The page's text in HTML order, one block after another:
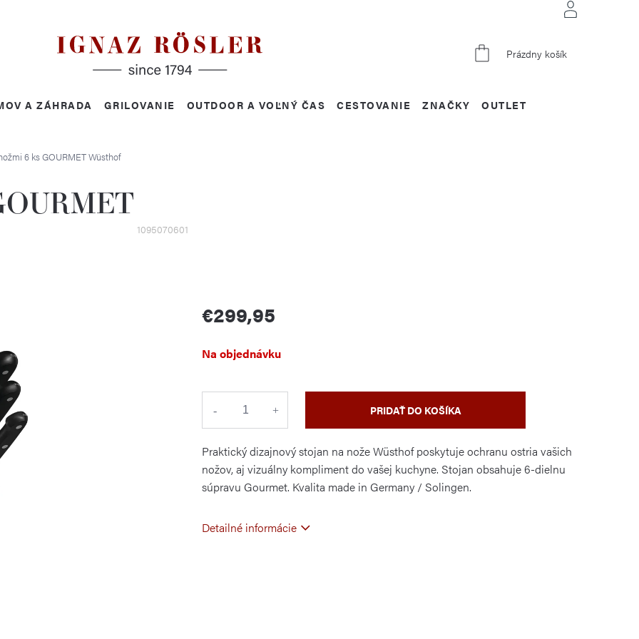
NÁKUPNÝ
Prázdny košík
A ZÁHRADA GRILOVANIE OUTDOOR A VOĽNÝ ČAS CESTOVANIE OUTLET
ZNAČKY
6 ks GOURMETWüsthof
1095070601
€299,95
cena:
Na objednávku
PRIDAŤ DO KOŠÍKA
Praktický dizajnový stojan na nože Wüsthof poskytuje ochranu ostria vašich
nožov, aj vizuálny kompliment do vašej kuchyne. Stojan obsahuje 6-dielnu
súpravu Gourmet. Kvalita made in Germany / Solingen.
Detailné informácie